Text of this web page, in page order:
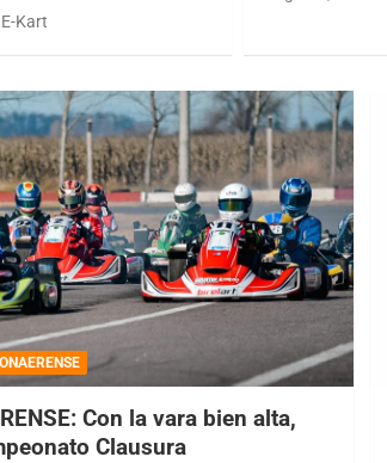
E-Kart
Con la vara bien alta,
Clausura